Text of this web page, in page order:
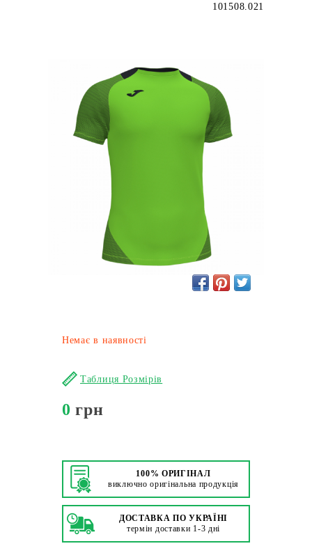
101508.021
Немає в наявності
Таблиця Розмірів
0 грн
100% ОРИГІНАЛ
виключно оригінальна продукція
ДОСТАВКА ПО УКРАЇНІ
термін доставки 1-3 дні